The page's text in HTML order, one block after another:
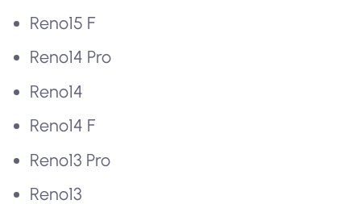
Reno15 F
Reno14 Pro
Reno14
Reno14 F
Reno13 Pro
Reno13